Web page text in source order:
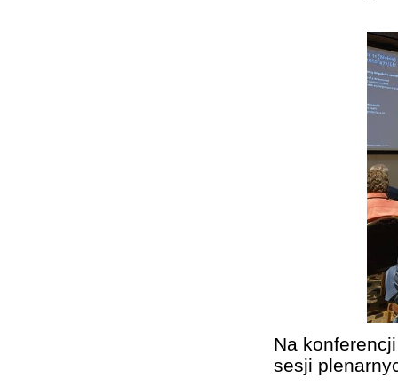
Na
sesji